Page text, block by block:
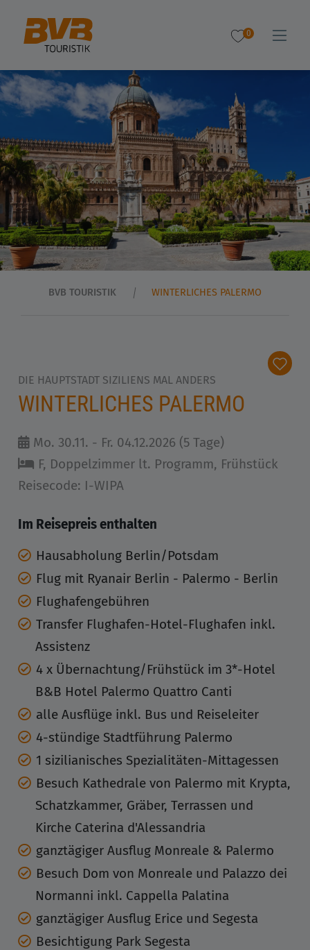
0
BVB TOURISTIK WINTERLICHES PALERMO
DIE HAUPTSTADT SIZILIENS MAL ANDERS
WINTERLICHES PALERMO
Mo. 30.11. - Fr. 04.12.2026 (5 Tage)
F, Doppelzimmer lt. Programm, Frühstück
Reisecode: I-WIPA
Im Reisepreis enthalten
Hausabholung Berlin/Potsdam
Flug mit Ryanair Berlin - Palermo - Berlin
Flughafengebühren
Transfer Flughafen-Hotel-Flughafen inkl.
Assistenz
4 x Übernachtung/Frühstück im 3*-Hotel
B&B Hotel Palermo Quattro Canti
alle Ausflüge inkl. Bus und Reiseleiter
4-stündige Stadtführung Palermo
1 sizilianisches Spezialitäten-Mittagessen
Besuch Kathedrale von Palermo mit Krypta,
Schatzkammer, Gräber, Terrassen und
Kirche Caterina d'Alessandria
ganztägiger Ausflug Monreale & Palermo
Besuch Dom von Monreale und Palazzo dei
Normanni inkl. Cappella Palatina
ganztägiger Ausflug Erice und Segesta
Besichtigung Park Segesta